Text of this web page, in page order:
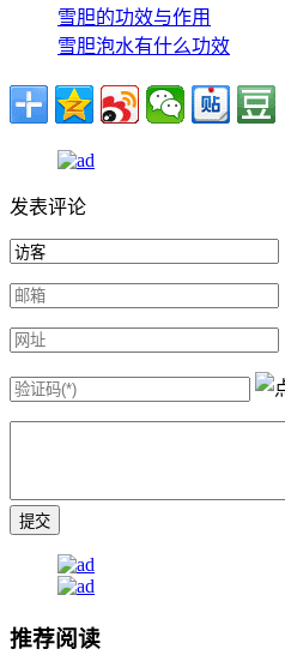
雪胆的功效与作用
雪胆泡水有什么功效
发表评论
推荐阅读